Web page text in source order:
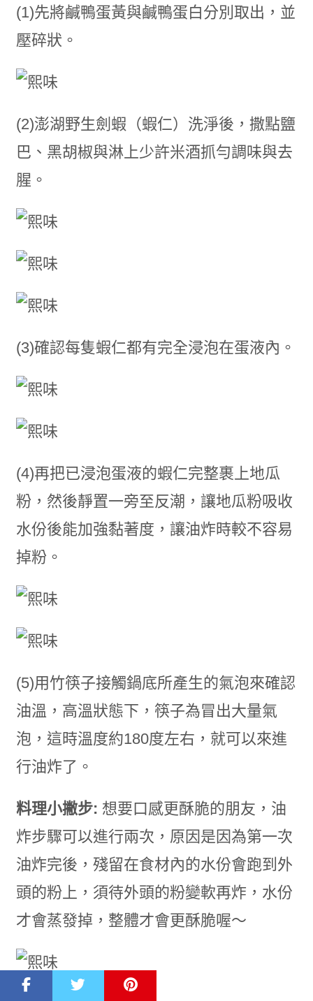
(1)先將鹹鴨蛋黃與鹹鴨蛋白分別取出，並
壓碎狀。
(2)澎湖野生劍蝦（蝦仁）洗淨後，撒點鹽
巴、黑胡椒與淋上少許米酒抓勻調味與去
腥。
(3)確認每隻蝦仁都有完全浸泡在蛋液內。
(4)再把已浸泡蛋液的蝦仁完整裹上地瓜
粉，然後靜置一旁至反潮，讓地瓜粉吸收
水份後能加強黏著度，讓油炸時較不容易
掉粉。
(5)用竹筷子接觸鍋底所產生的氣泡來確認
油溫，高溫狀態下，筷子為冒出大量氣
泡，這時溫度約180度左右，就可以來進
行油炸了。
料理小撇步: 想要口感更酥脆的朋友，油
炸步驟可以進行兩次，原因是因為第一次
油炸完後，殘留在食材內的水份會跑到外
頭的粉上，須待外頭的粉變軟再炸，水份
才會蒸發掉，整體才會更酥脆喔～